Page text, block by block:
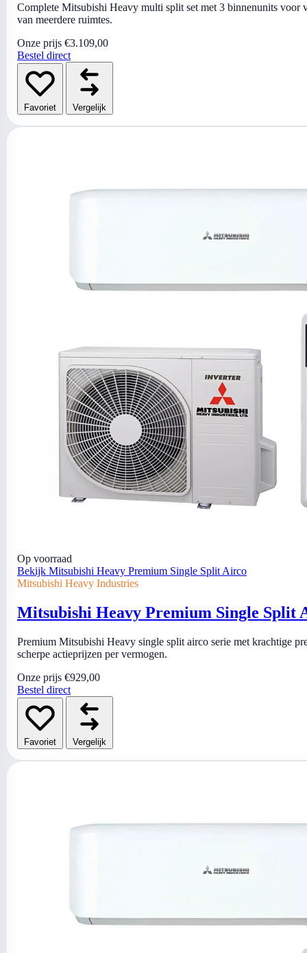
Complete Mitsubishi Heavy multi split set met 3 binnenunits voor
van meerdere ruimtes.
Onze prijs €3.109,00
Bestel direct
Favoriet Vergelijk
Op voorraad
Bekijk Mitsubishi Heavy Premium Single Split Airco
Mitsubishi Heavy Industries
Mitsubishi Heavy Premium Single Split
Premium Mitsubishi Heavy single split airco serie met krachtige
scherpe actieprijzen per vermogen.
Onze prijs €929,00
Bestel direct
Favoriet Vergelijk